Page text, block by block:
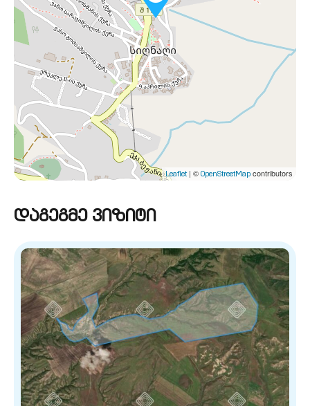
Leaflet| © OpenStreetMap contributors
დაგეგმე ვიზიტი